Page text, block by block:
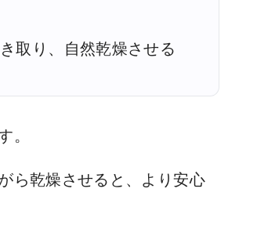
取り、自然乾燥させる
。
ら乾燥させると、より安心